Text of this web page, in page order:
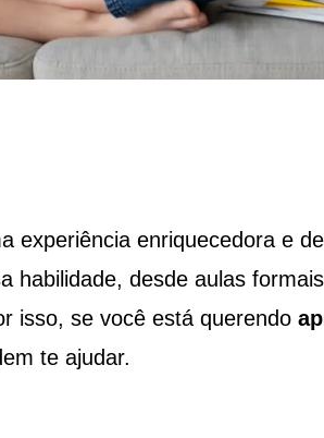
experiência enriquecedora e
habilidade, desde aulas
isso, se você está querendo
te ajudar.